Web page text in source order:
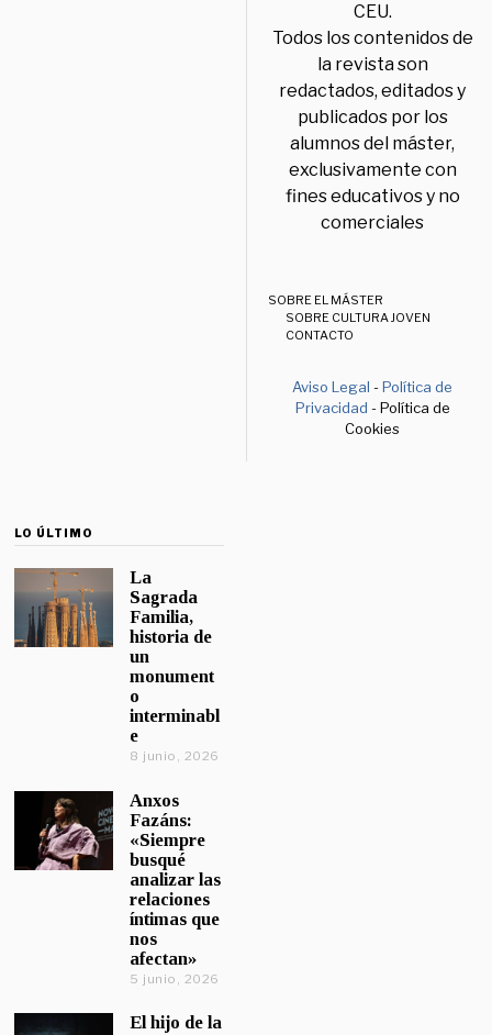
CEU.
Todos los contenidos de
la revista son
redactados, editados y
publicados por los
alumnos del máster,
exclusivamente con
fines educativos y no
comerciales
SOBRE EL MÁSTER
SOBRE CULTURA JOVEN
CONTACTO
Aviso Legal -Política de
Privacidad - Política de
Cookies
LO ÚLTIMO
La
Sagrada
Familia,
historia de
un
monument
o
interminabl
e
8 junio, 2026
Anxos
Fazáns:
«Siempre
busqué
analizar las
relaciones
íntimas que
nos
afectan»
5 junio, 2026
El hijo de la